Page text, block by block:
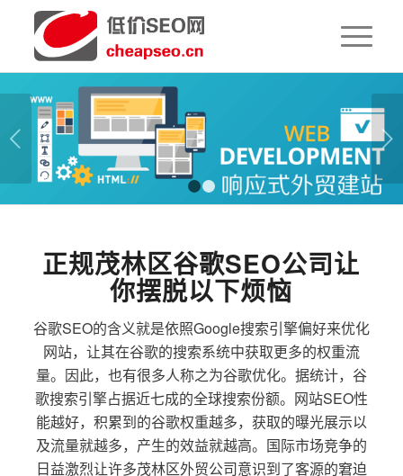
下一页
1 2
正规茂林区谷歌SEO公司让
你摆脱以下烦恼
谷歌SEO的含义就是依照Google搜索引擎偏好来优化
网站，让其在谷歌的搜索系统中获取更多的权重流
量。因此，也有很多人称之为谷歌优化。据统计，谷
歌搜索引擎占据近七成的全球搜索份额。网站SEO性
能越好，积累到的谷歌权重越多，获取的曝光展示以
及流量就越多，产生的效益就越高。国际市场竞争的
日益激烈让许多茂林区外贸公司意识到了客源的窘迫